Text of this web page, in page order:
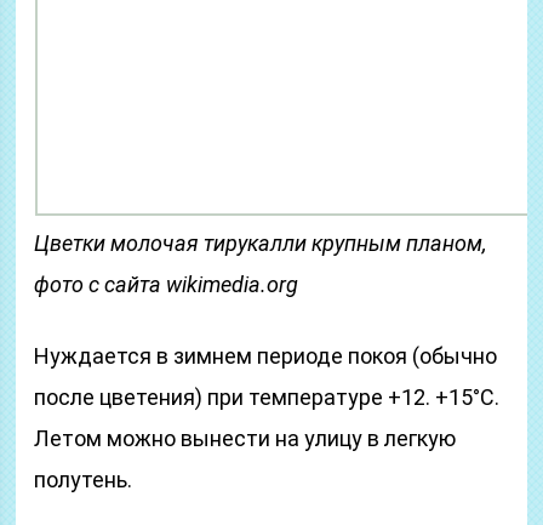
Цветки молочая тирукалли крупным планом,
фото с сайта wikimedia.org
Нуждается в зимнем периоде покоя (обычно
после цветения) при температуре +12. +15°C.
Летом можно вынести на улицу в легкую
полутень.